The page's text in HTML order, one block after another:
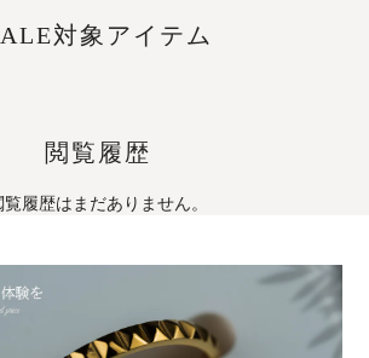
対象アイテム
閲覧履歴
覧履歴はまだありません。